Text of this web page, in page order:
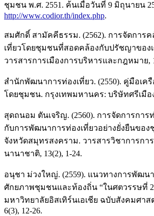
ชุมชน พ.ศ. 2551. ค้นเมื่อวันที่ 9 มิถุนายน
http://www.codior.th/index.php.
สมศักดิ์ สามัคคีธรรม. (2562). การจัดการค
เที่ยวโดยชุมชนที่สอดคล้องกับปรัชญาของเ
วารสารการเมืองการบริหารและกฎหมาย,
สำนักพัฒนาการท่องเที่ยว. (2550). คู่มือเค
โดยชุมชน. กรุงเทพมหานคร: บริษัทศรีเมือ
สุดถนอม ตันเจริญ. (2560). การจัดการกา
กับการพัฒนาการท่องเที่ยวอย่างยั่งยืนขอ
จังหวัดสมุทรสงคราม. วารสารวิชาการกา
นานาชาติ, 13(2), 1-24.
อนุชา ม่วงใหญ่. (2559). แนวทางการพัฒนา
ศักยภาพชุมชนและท้องถิ่น “ในศตวรรษที่
มหาวิทยาลัยอิสเทิร์นเอเชีย ฉบับสังคมศา
6(3), 12-26.